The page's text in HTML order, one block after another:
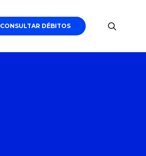
CONSULTAR DÉBITOS